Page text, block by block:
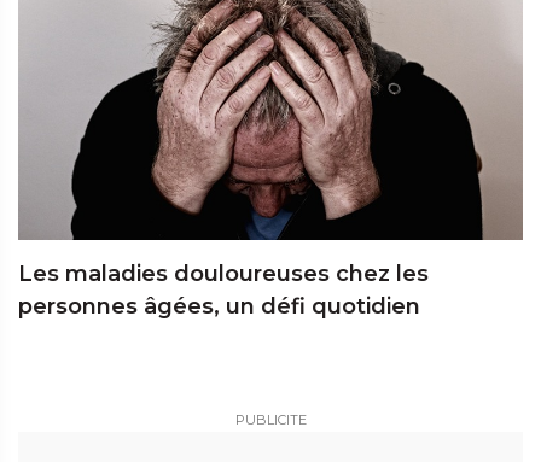
Les maladies douloureuses chez les
personnes âgées, un défi quotidien